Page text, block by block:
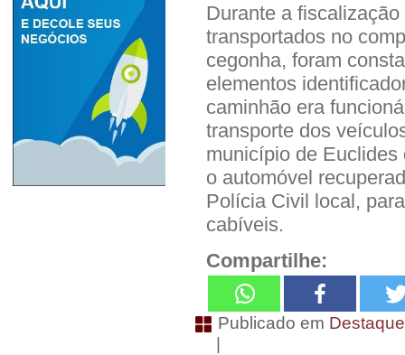
Durante a
transportados no
cegonha, foram
elementos
caminhão era
transporte dos
município de
o automóvel
Polícia Civil local,
cabíveis.
Compartilhe:
Publicado em
|